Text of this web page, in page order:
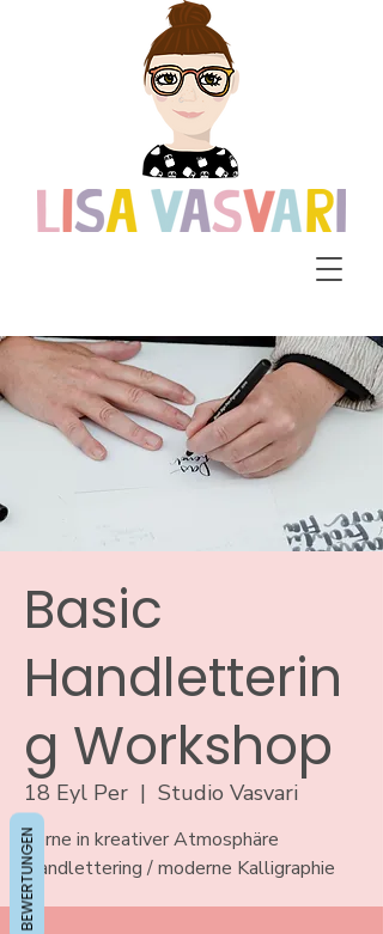
Basic
Handletterin
g Workshop
18 Eyl Per
  |
Studio Vasvari
Lerne in kreativer Atmosphäre
Handlettering / moderne Kalligraphie
BEWERTUNGEN